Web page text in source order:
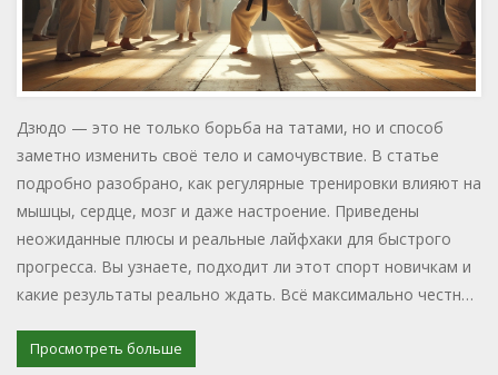
Дзюдо — это не только борьба на татами, но и способ
заметно изменить своё тело и самочувствие. В статье
подробно разобрано, как регулярные тренировки влияют на
мышцы, сердце, мозг и даже настроение. Приведены
неожиданные плюсы и реальные лайфхаки для быстрого
прогресса. Вы узнаете, подходит ли этот спорт новичкам и
какие результаты реально ждать. Всё максимально честно
Просмотреть больше